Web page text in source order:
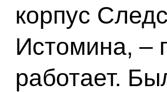
корпус
Истомина, –
работает.